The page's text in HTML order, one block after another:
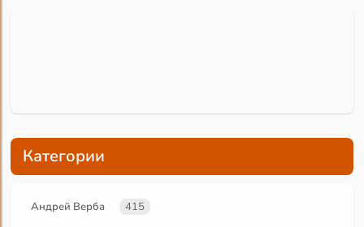
Категории
Андрей Верба 415